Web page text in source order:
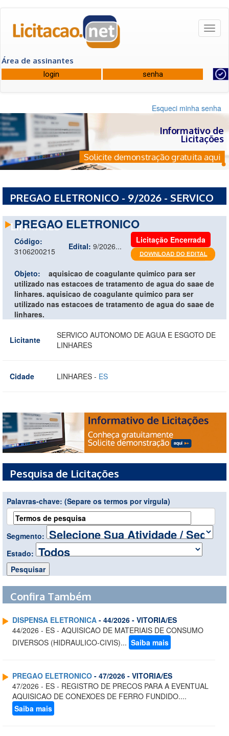
Área de assinantes
Esqueci minha senha
Informativo de
Licitações
Solicite demonstração gratuita aqui
PREGAO ELETRONICO - 9/2026 - SERVICO
LINHARES
PREGAO ELETRONICO
Código:
3106200215
Edital: 9/2026...
Licitação Encerrada
Objeto:
aquisicao de coagulante quimico para ser
utilizado nas estacoes de tratamento de agua do saae de
linhares. aquisicao de coagulante quimico para ser
utilizado nas estacoes de tratamento de agua do saae de
linhares.
Licitante
SERVICO AUTONOMO DE AGUA E ESGOTO DE
LINHARES
Cidade LINHARES - ES
Pesquisa de Licitações
Palavras-chave: (Separe os termos por virgula)
Segmento:
Estado:
Confira Também
DISPENSA ELETRONICA - 44/2026 - VITORIA/ES
44/2026 - ES - AQUISICAO DE MATERIAIS DE CONSUMO
DIVERSOS (HIDRAULICO-CIVIS)... Saiba mais
PREGAO ELETRONICO - 47/2026 - VITORIA/ES
47/2026 - ES - REGISTRO DE PRECOS PARA A EVENTUAL
AQUISICAO DE CONEXOES DE FERRO FUNDIDO....
Saiba mais